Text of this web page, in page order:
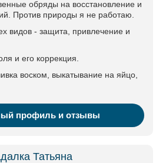
обряды на восстановление и
Против природы я не работаю.
видов - защита, привлечение и
и его коррекция.
воском, выкатывание на яйцо,
профиль и отзывы
Татьяна